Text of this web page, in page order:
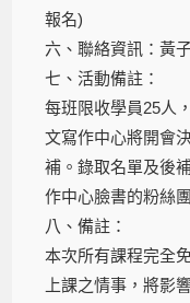
報名)
六、聯絡資訊：黃
七、活動備註：
每班限收學員25人
文寫作中心將開會
補。錄取名單及後
作中心臉書的粉絲
八、備註：
本次所有課程完全
上課之情事，將影